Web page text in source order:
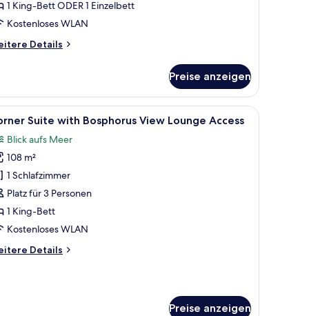
1 King-Bett ODER 1 Einzelbett
Kostenloses WLAN
Details
Preise anzeigen
einem Schreibtisch, einem Sessel, einer Lampe und einem Kronleuchter.
Ein modernes Hotelzimmer mit einem
6 Suite with Bosphorus View Lounge Access
Blick aufs Meer
108 m²
1 Schlafzimmer
Platz für 3 Personen
1 King-Bett
Kostenloses WLAN
Details
Preise anzeigen